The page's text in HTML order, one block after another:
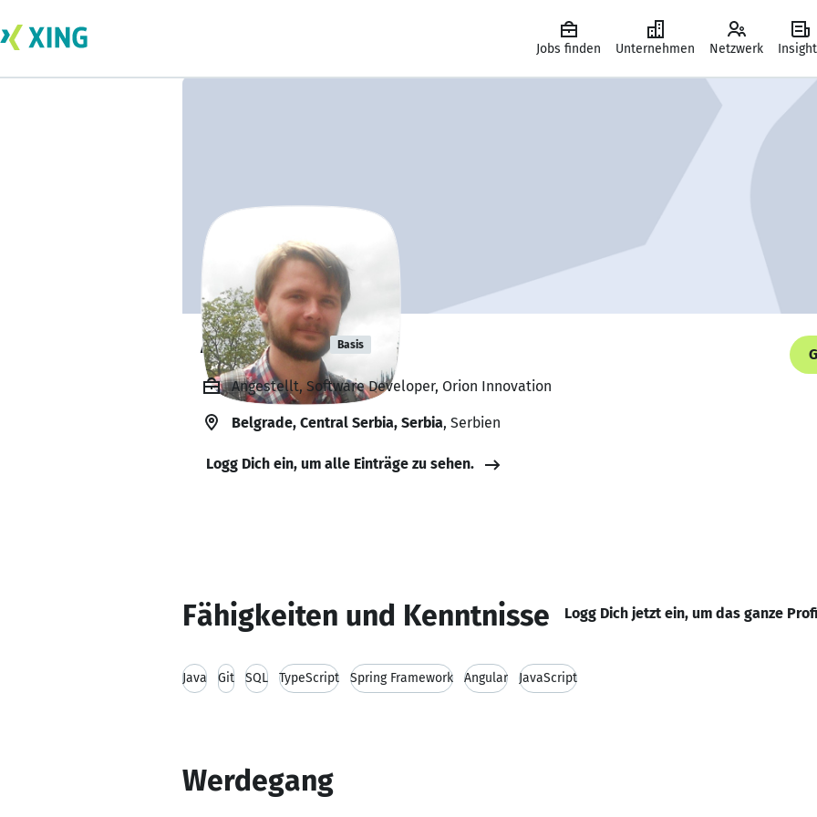
Jobs finden Unternehmen Netzwerk
Alex Kluev Basis
Angestellt, Software Developer, Orion Innovation
Belgrade, Central Serbia, Serbia, Serbien
Logg Dich ein, um alle Einträge zu sehen.
Fähigkeiten und Kenntnisse Logg Dich jetzt ein, um das ganze
Java Git SQL TypeScript Spring Framework Angular JavaScript
Werdegang